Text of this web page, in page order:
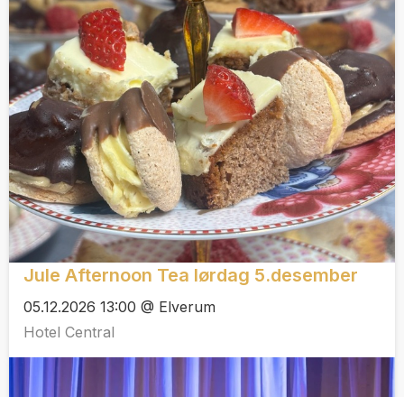
Jule Afternoon Tea lørdag 5.desember
05.12.2026 13:00 @ Elverum
Hotel Central